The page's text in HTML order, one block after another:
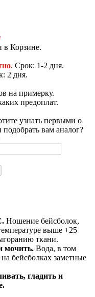
в Корзине.
. Срок: 1-2 дня.
2 дня.
на примерку.
предоплат.
узнать первыми о
вам аналог?
Ношение бейсболок,
выше +25
ткани.
мочить. Вода, в том
на бейсболках заметные
гладить и